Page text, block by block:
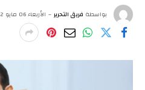
بواسطة فريق التحرير الأربعاء 06 مايو 5:02 م